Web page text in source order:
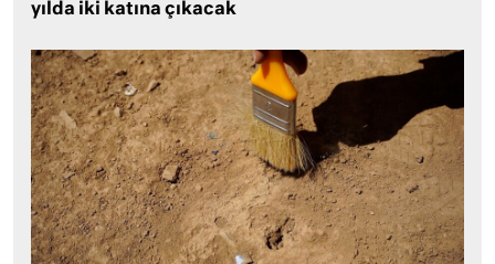
yılda iki katına çıkacak